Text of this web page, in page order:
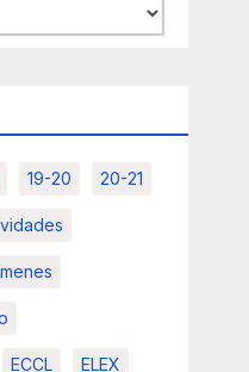
19-20 20-21
ECCL ELEX